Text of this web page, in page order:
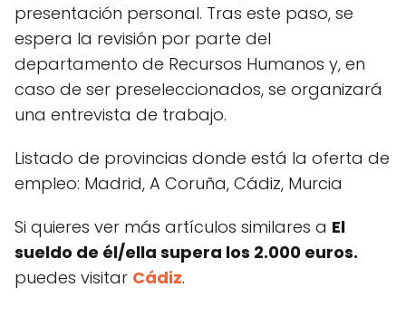
presentación personal. Tras este paso, se
espera la revisión por parte del
departamento de Recursos Humanos y, en
caso de ser preseleccionados, se organizará
una entrevista de trabajo.
Listado de provincias donde está la oferta de
empleo: Madrid, A Coruña, Cádiz, Murcia
Si quieres ver más artículos similares a El
sueldo de él/ella supera los 2.000 euros.
puedes visitar Cádiz.